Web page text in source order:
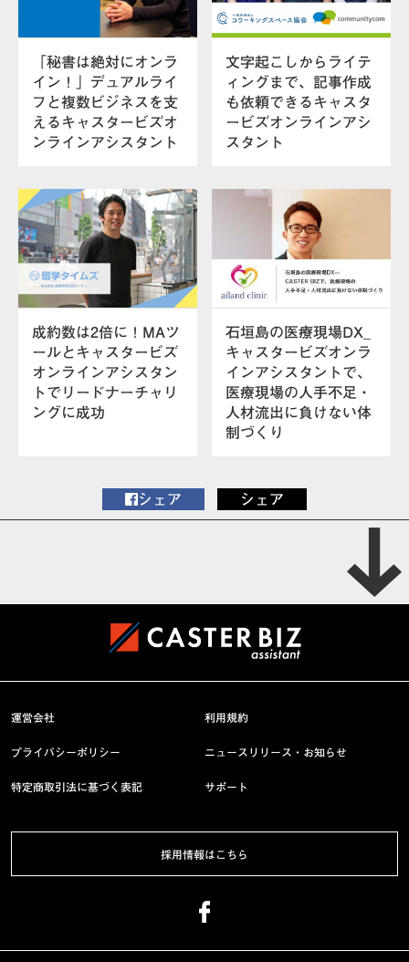
「秘書は絶対にオンラ
イン！」デュアルライ
フと複数ビジネスを支
えるキャスタービズオ
ンラインアシスタント
文字起こしからライテ
ィングまで、記事作成
も依頼できるキャスタ
ービズオンラインアシ
スタント
成約数は2倍に！MAツ
ールとキャスタービズ
オンラインアシスタン
トでリードナーチャリ
ングに成功
石垣島の医療現場DX_
キャスタービズオンラ
インアシスタントで、
医療現場の人手不足・
人材流出に負けない体
制づくり
シェア シェア
運営会社 利用規約
プライバシーポリシー ニュースリリース・お知らせ
特定商取引法に基づく表記 サポート
採用情報はこちら